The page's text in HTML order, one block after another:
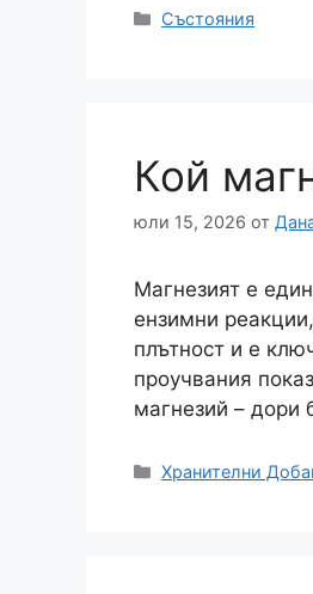
Категории
Състояния
Кой
юли 15, 2026 от
Магнезият е
ензимни
плътност и е
проучвания
магнезий – дори
Категории
Хранителни